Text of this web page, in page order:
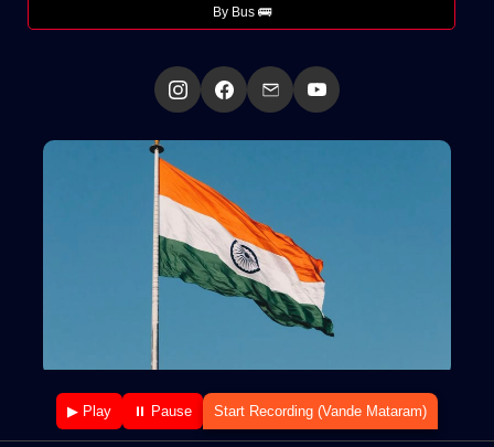
By Bus 🚌
▶ Play ⏸ Pause Start Recording (Vande Mataram)